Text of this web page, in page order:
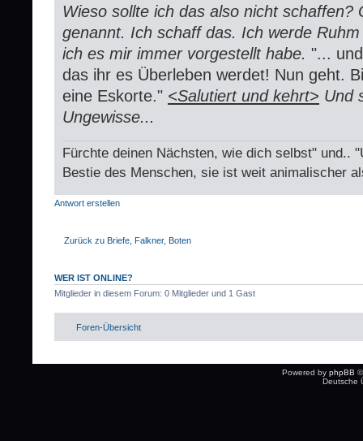
Wieso sollte ich das also nicht schaffen?
genannt. Ich schaff das. Ich werde
ich es mir immer vorgestellt habe. "...
das ihr es Überleben werdet! Nun geht.
eine Eskorte." <Salutiert und kehrt> Und
Ungewisse...
Fürchte deinen Nächsten, wie dich selbst" und..
Bestie des Menschen, sie ist weit animalischer
Antwort erstellen
Zurück zu Briefe, Falkner, Boten
WER IST ONLINE?
Mitglieder in diesem Forum: 0 Mitglieder und 1 Gast
Foren-Übersicht
Powered by phpBB
Deutsche